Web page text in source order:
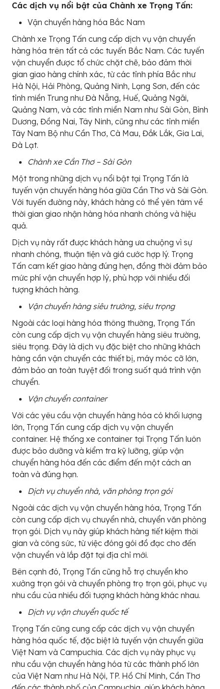
Các dịch vụ nổi bật của Chành xe Trọng Tấn:
Vận chuyển hàng hóa Bắc Nam
Chành xe Trọng Tấn cung cấp dịch vụ vận chuyển
hàng hóa trên tất cả các tuyến Bắc Nam. Các tuyến
vận chuyển được tổ chức chặt chẽ, bảo đảm thời
gian giao hàng chính xác, từ các tỉnh phía Bắc như
Hà Nội, Hải Phòng, Quảng Ninh, Lạng Sơn, đến các
tỉnh miền Trung như Đà Nẵng, Huế, Quảng Ngãi,
Quảng Nam, và các tỉnh miền Nam như Sài Gòn, Bình
Dương, Đồng Nai, Tây Ninh, cũng như các tỉnh miền
Tây Nam Bộ như Cần Thơ, Cà Mau, Đắk Lắk, Gia Lai,
Đà Lạt.
Chành xe Cần Thơ – Sài Gòn
Một trong những dịch vụ nổi bật tại Trọng Tấn là
tuyến vận chuyển hàng hóa giữa Cần Thơ và Sài Gòn.
Với tuyến đường này, khách hàng có thể yên tâm về
thời gian giao nhận hàng hóa nhanh chóng và hiệu
quả.
Dịch vụ này rất được khách hàng ưa chuộng vì sự
nhanh chóng, thuận tiện và giá cước hợp lý. Trọng
Tấn cam kết giao hàng đúng hẹn, đồng thời đảm bảo
mức phí vận chuyển hợp lý, phù hợp với nhiều đối
tượng khách hàng.
Vận chuyển hàng siêu trường, siêu trọng
Ngoài các loại hàng hóa thông thường, Trọng Tấn
còn cung cấp dịch vụ vận chuyển hàng siêu trường,
siêu trọng. Đây là dịch vụ đặc biệt cho những khách
hàng cần vận chuyển các thiết bị, máy móc cỡ lớn,
đảm bảo an toàn tuyệt đối trong suốt quá trình vận
chuyển.
Vận chuyển container
Với các yêu cầu vận chuyển hàng hóa có khối lượng
lớn, Trọng Tấn cung cấp dịch vụ vận chuyển
container. Hệ thống xe container tại Trọng Tấn luôn
được bảo dưỡng và kiểm tra kỹ lưỡng, giúp vận
chuyển hàng hóa đến các điểm đến một cách an
toàn và đúng hạn.
Dịch vụ chuyển nhà, văn phòng trọn gói
Ngoài các dịch vụ vận chuyển hàng hóa, Trọng Tấn
còn cung cấp dịch vụ chuyển nhà, chuyển văn phòng
trọn gói. Dịch vụ này giúp khách hàng tiết kiệm thời
gian và công sức, từ việc đóng gói đồ đạc cho đến
vận chuyển và lắp đặt tại địa chỉ mới.
Bên cạnh đó, Trọng Tấn cũng hỗ trợ chuyển kho
xưởng trọn gói và chuyển phòng trọ trọn gói, phục vụ
nhu cầu của nhiều đối tượng khách hàng khác nhau.
Dịch vụ vận chuyển quốc tế
Trọng Tấn cũng cung cấp các dịch vụ vận chuyển
hàng hóa quốc tế, đặc biệt là tuyến vận chuyển giữa
Việt Nam và Campuchia. Các dịch vụ này phục vụ
nhu cầu vận chuyển hàng hóa từ các thành phố lớn
của Việt Nam như Hà Nội, TP. Hồ Chí Minh, Cần Thơ